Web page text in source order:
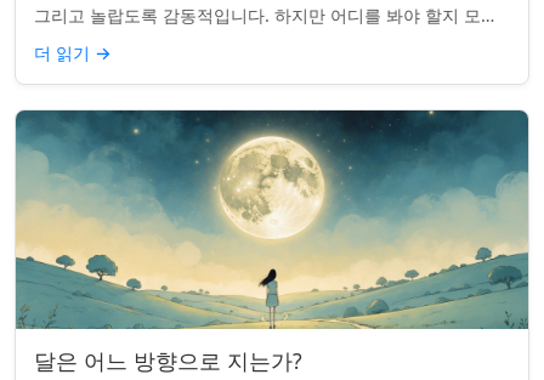
그리고 놀랍도록 감동적입니다. 하지만 어디를 봐야 할지 모르
면 잡기 쉽지 않을 수 있습니...
더 읽기 →
달은 어느 방향으로 지는가?